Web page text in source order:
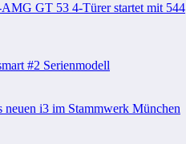
GT 53 4-Türer startet mit 544
#2 Serienmodell
i3 im Stammwerk München